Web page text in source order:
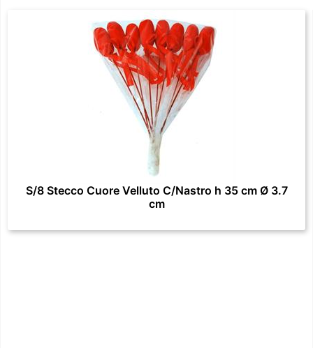
S/8 Stecco Cuore Velluto C/Nastro h 35 cm Ø 3.7
cm